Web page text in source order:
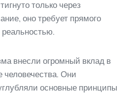
только через
оно требует прямого
внесли огромный вклад в
человечества. Они
основные принципы